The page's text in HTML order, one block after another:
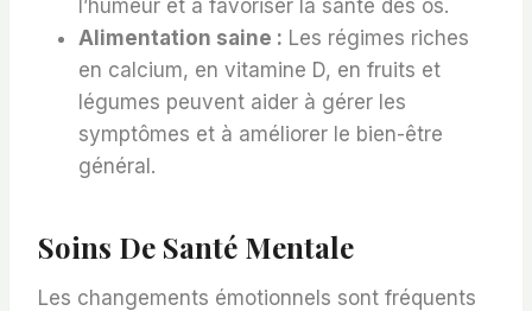
l’humeur et à favoriser la santé des os.
Alimentation saine : Les régimes riches
en calcium, en vitamine D, en fruits et
légumes peuvent aider à gérer les
symptômes et à améliorer le bien-être
général.
Soins De Santé Mentale
Les changements émotionnels sont fréquents